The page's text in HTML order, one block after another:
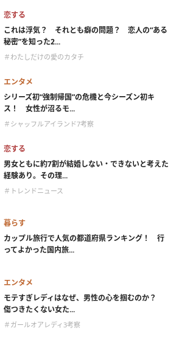
恋する
これは浮気？ それとも癖の問題？ 恋人の“ある
秘密”を知った2...
＃わたしだけの愛のカタチ
エンタメ
シリーズ初“強制帰国”の危機と今シーズン初キ
ス！ 女性が沼るモ...
＃シャッフルアイランド7考察
恋する
男女ともに約7割が結婚しない・できないと考えた
経験あり。その理...
＃トレンドニュース
暮らす
カップル旅行で人気の都道府県ランキング！ 行
ってよかった国内旅...
エンタメ
モテすぎレディはなぜ、男性の心を掴むのか？
傷つきたくない女た...
＃ガールオアレディ3考察